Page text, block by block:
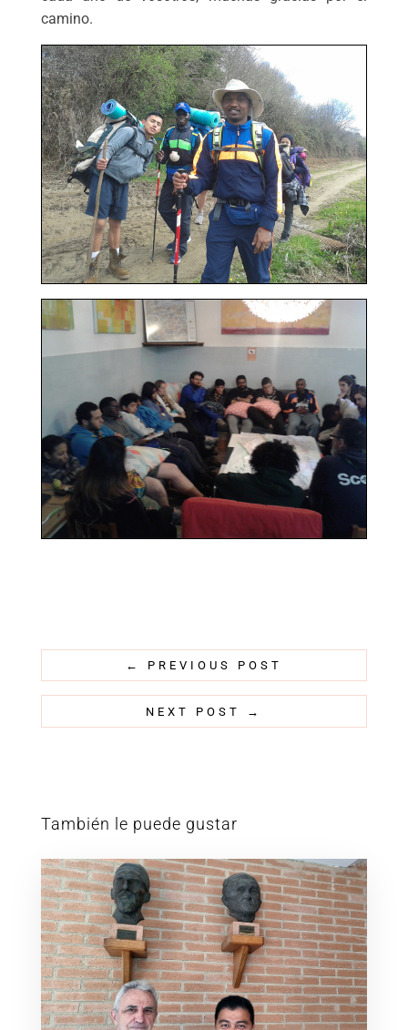
camino.
← PREVIOUS POST
NEXT POST →
También le puede gustar